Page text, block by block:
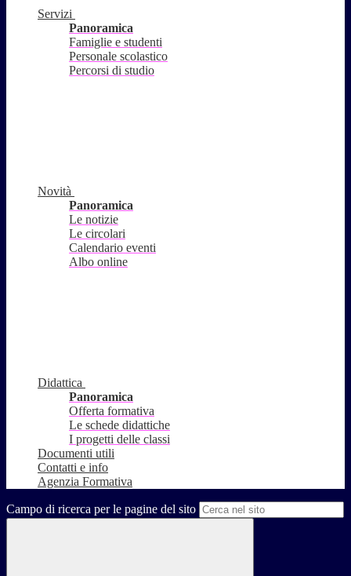
Servizi
Panoramica
Famiglie e studenti
Personale scolastico
Percorsi di studio
Novità
Panoramica
Le notizie
Le circolari
Calendario eventi
Albo online
Didattica
Panoramica
Offerta formativa
Le schede didattiche
I progetti delle classi
Documenti utili
Contatti e info
Agenzia Formativa
Campo di ricerca per le pagine del sito